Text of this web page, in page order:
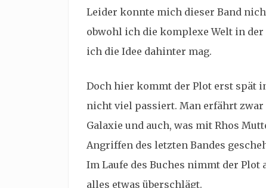
Leider konnte mich dieser Band
obwohl ich die komplexe Welt in
ich die Idee dahinter mag.
Doch hier kommt der Plot erst spät
nicht viel passiert. Man erfährt
Galaxie und auch, was mit Rhos
Angriffen des letzten Bandes
Im Laufe des Buches nimmt der Plot
alles etwas überschlägt.